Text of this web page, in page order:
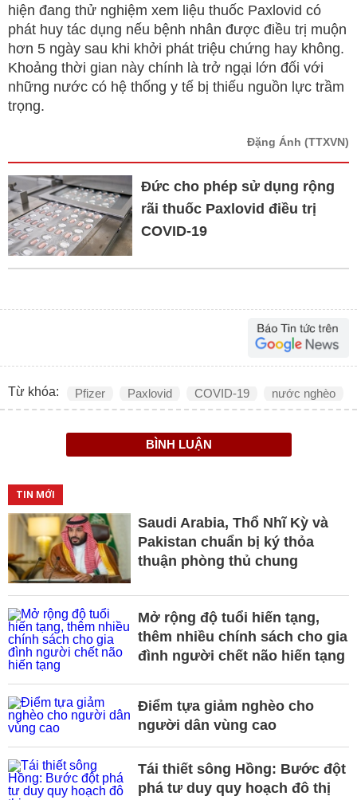
hiện đang thử nghiệm xem liệu thuốc Paxlovid có
phát huy tác dụng nếu bệnh nhân được điều trị muộn
hơn 5 ngày sau khi khởi phát triệu chứng hay không.
Khoảng thời gian này chính là trở ngại lớn đối với
những nước có hệ thống y tế bị thiếu nguồn lực trầm
trọng.
Đặng Ánh (TTXVN)
Đức cho phép sử dụng rộng
rãi thuốc Paxlovid điều trị
COVID-19
Từ khóa: Pfizer Paxlovid COVID-19 nước nghèo
BÌNH LUẬN
TIN MỚI
Saudi Arabia, Thổ Nhĩ Kỳ và
Pakistan chuẩn bị ký thỏa
thuận phòng thủ chung
Mở rộng độ tuổi hiến tạng,
thêm nhiều chính sách cho gia
đình người chết não hiến tạng
Điểm tựa giảm nghèo cho
người dân vùng cao
Tái thiết sông Hồng: Bước đột
phá tư duy quy hoạch đô thị